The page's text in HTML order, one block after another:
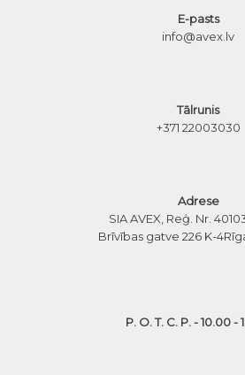
E-pasts
info@avex.lv
Tālrunis
+371 22003030
Adrese
SIA AVEX, Reģ. Nr.
Brīvības gatve 226 K-4
P. O. T. C. P. - 10.00 -